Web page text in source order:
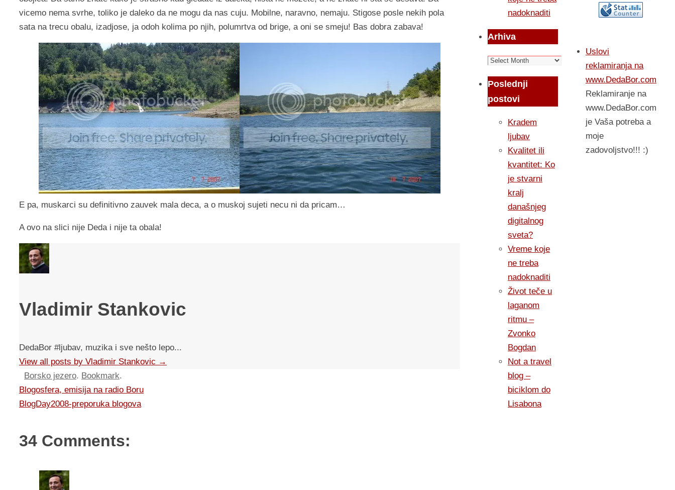
vicemo nema svrhe, toliko je daleko da ne mogu da nas cuju. Mobilne, naravno, nemaju. Stigose posle nekih pola
sata na trecu obalu, izadjose, ja odoh kolima po njih, polumrtva od brige, a oni se smeju! Bas dobra zabava!
E pa, muskarci su definitivno zauvek mala deca, a o muskoj sujeti necu ni da pricam…
A ovo na slici nije Deda i nije ta obala!
Vladimir Stankovic
DedaBor #ljubav, muzika i sve nešto lepo...
View all posts by Vladimir Stankovic →
Borsko jezero. Bookmark.
Blogosfera, emisija na radio Boru
BlogDay2008-preporuka blogova
34 Comments:
nadoknaditi
Arhiva
Arhiva
Poslednji
postovi
Kradem
ljubav
Kvalitet ili
kvantitet: Ko
je stvarni
kralj
današnjeg
digitalnog
sveta?
Vreme koje
ne treba
nadoknaditi
Život teče u
laganom
ritmu –
Zvonko
Bogdan
Not a travel
blog –
biciklom do
Lisabona
Uslovi
reklamiranja na
www.DedaBor.com
Reklamiranje na
www.DedaBor.com
je Vaša potreba a
moje
zadovoljstvo!!! :)